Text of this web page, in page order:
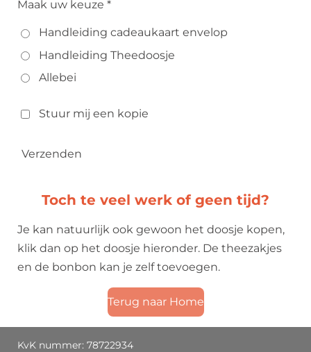
Maak uw keuze *
Handleiding cadeaukaart envelop
Handleiding Theedoosje
Allebei
Stuur mij een kopie
Verzenden
Toch te veel werk of geen tijd?
Je kan natuurlijk ook gewoon het doosje kopen,
klik dan op het doosje hieronder. De theezakjes
en de bonbon kan je zelf toevoegen.
Terug naar Home
KvK nummer: 78722934